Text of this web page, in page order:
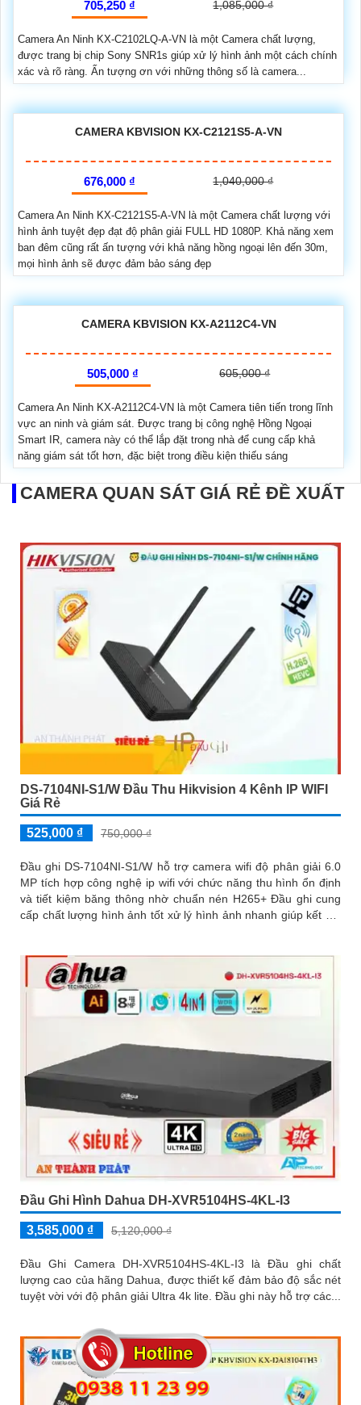
705,250 ₫ 1,085,000 ₫
Camera An Ninh KX-C2102LQ-A-VN là một Camera chất lượng,
được trang bị chip Sony SNR1s giúp xử lý hình ảnh một cách chính
xác và rõ ràng. Ấn tượng ơn với những thông số là camera...
CAMERA KBVISION KX-C2121S5-A-VN
676,000 ₫ 1,040,000 ₫
Camera An Ninh KX-C2121S5-A-VN là một Camera chất lượng với
hình ảnh tuyệt đẹp đạt độ phân giải FULL HD 1080P. Khả năng xem
ban đêm cũng rất ấn tượng với khả năng hồng ngoại lên đến 30m,
mọi hình ảnh sẽ được đảm bảo sáng đẹp
CAMERA KBVISION KX-A2112C4-VN
505,000 ₫ 605,000 ₫
Camera An Ninh KX-A2112C4-VN là một Camera tiên tiến trong lĩnh
vực an ninh và giám sát. Được trang bị công nghệ Hồng Ngoại
Smart IR, camera này có thể lắp đặt trong nhà để cung cấp khả
năng giám sát tốt hơn, đặc biệt trong điều kiện thiếu sáng
CAMERA QUAN SÁT GIÁ RẺ ĐỀ XUẤT
DS-7104NI-S1/W Đầu Thu Hikvision 4 Kênh IP WIFI
Giá Rẻ
525,000 ₫ 750,000 ₫
Đầu ghi DS-7104NI-S1/W hỗ trợ camera wifi độ phân giải 6.0
MP tích hợp công nghệ ip wifi với chức năng thu hình ổn định
và tiết kiệm băng thông nhờ chuẩn nén H265+ Đầu ghi cung
cấp chất lượng hình ảnh tốt xử lý hình ảnh nhanh giúp kết nối
Đầu Ghi Hình Dahua DH-XVR5104HS-4KL-I3
3,585,000 ₫ 5,120,000 ₫
Đầu Ghi Camera DH-XVR5104HS-4KL-I3 là Đầu ghi chất
lượng cao của hãng Dahua, được thiết kế đảm bảo độ sắc nét
tuyệt vời với độ phân giải Ultra 4k lite. Đầu ghi này hỗ trợ các...